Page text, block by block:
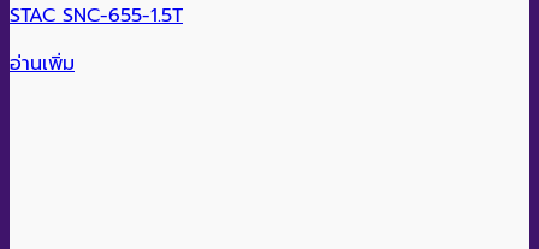
STAC SNC-655-1.5T
อ่านเพิ่ม